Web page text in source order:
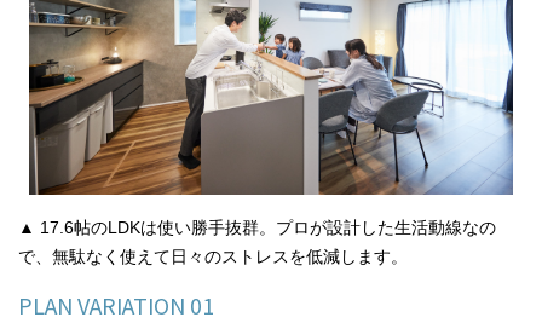
▲ 17.6帖のLDKは使い勝手抜群。プロが設計した生活動線なの
で、無駄なく使えて日々のストレスを低減します。
PLAN VARIATION 01